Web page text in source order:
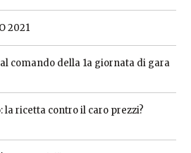
2021
comando della 1a giornata di gara
la ricetta contro il caro prezzi?